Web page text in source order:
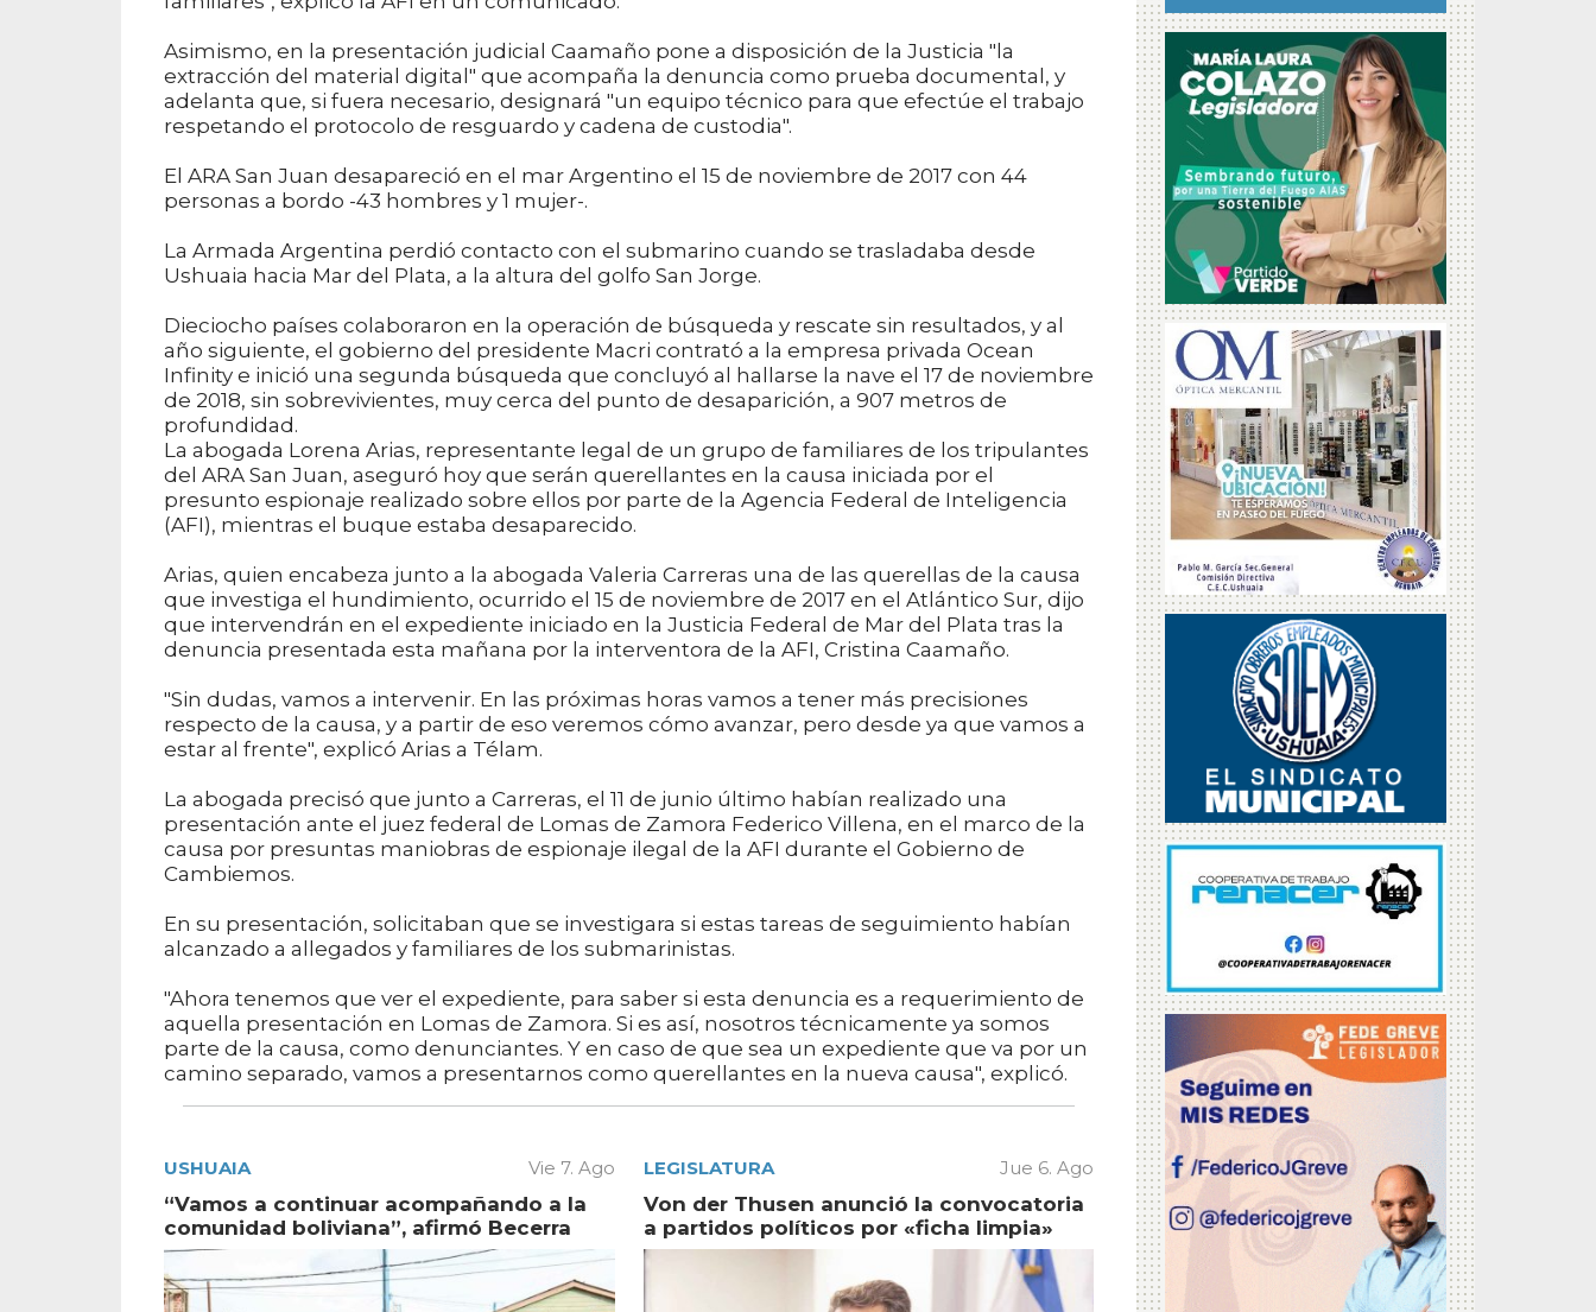
Asimismo, en la presentación judicial Caamaño pone a disposición de la Justicia "la
extracción del material digital" que acompaña la denuncia como prueba documental, y
adelanta que, si fuera necesario, designará "un equipo técnico para que efectúe el trabajo
respetando el protocolo de resguardo y cadena de custodia".
El ARA San Juan desapareció en el mar Argentino el 15 de noviembre de 2017 con 44
personas a bordo -43 hombres y 1 mujer-.
La Armada Argentina perdió contacto con el submarino cuando se trasladaba desde
Ushuaia hacia Mar del Plata, a la altura del golfo San Jorge.
Dieciocho países colaboraron en la operación de búsqueda y rescate sin resultados, y al
año siguiente, el gobierno del presidente Macri contrató a la empresa privada Ocean
Infinity e inició una segunda búsqueda que concluyó al hallarse la nave el 17 de noviembre
de 2018, sin sobrevivientes, muy cerca del punto de desaparición, a 907 metros de
profundidad.
La abogada Lorena Arias, representante legal de un grupo de familiares de los tripulantes
del ARA San Juan, aseguró hoy que serán querellantes en la causa iniciada por el
presunto espionaje realizado sobre ellos por parte de la Agencia Federal de Inteligencia
(AFI), mientras el buque estaba desaparecido.
Arias, quien encabeza junto a la abogada Valeria Carreras una de las querellas de la causa
que investiga el hundimiento, ocurrido el 15 de noviembre de 2017 en el Atlántico Sur, dijo
que intervendrán en el expediente iniciado en la Justicia Federal de Mar del Plata tras la
denuncia presentada esta mañana por la interventora de la AFI, Cristina Caamaño.
"Sin dudas, vamos a intervenir. En las próximas horas vamos a tener más precisiones
respecto de la causa, y a partir de eso veremos cómo avanzar, pero desde ya que vamos a
estar al frente", explicó Arias a Télam.
La abogada precisó que junto a Carreras, el 11 de junio último habían realizado una
presentación ante el juez federal de Lomas de Zamora Federico Villena, en el marco de la
causa por presuntas maniobras de espionaje ilegal de la AFI durante el Gobierno de
Cambiemos.
En su presentación, solicitaban que se investigara si estas tareas de seguimiento habían
alcanzado a allegados y familiares de los submarinistas.
"Ahora tenemos que ver el expediente, para saber si esta denuncia es a requerimiento de
aquella presentación en Lomas de Zamora. Si es así, nosotros técnicamente ya somos
parte de la causa, como denunciantes. Y en caso de que sea un expediente que va por un
camino separado, vamos a presentarnos como querellantes en la nueva causa", explicó.
USHUAIA Vie 7. Ago
“Vamos a continuar acompañando a la
comunidad boliviana”, afirmó Becerra
LEGISLATURA Jue 6. Ago
Von der Thusen anunció la convocatoria
a partidos políticos por «ficha limpia»